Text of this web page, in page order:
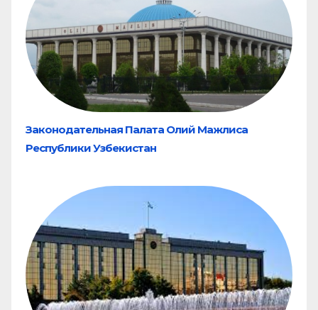
Законодательная Палата Олий Мажлиса
Республики Узбекистан